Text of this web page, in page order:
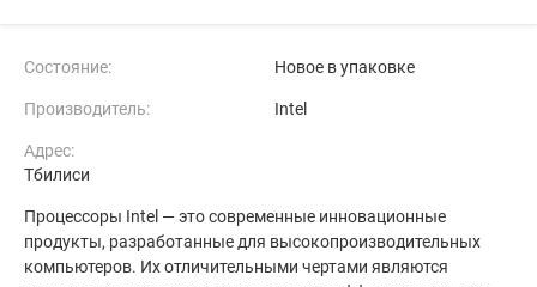
Состояние: Новое в упаковке
Производитель: Intel
Адрес:
Тбилиси
Процессоры Intel — это современные инновационные
продукты, разработанные для высокопроизводительных
компьютеров. Их отличительными чертами являются